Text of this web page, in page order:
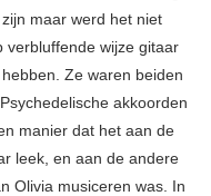
maar werd het niet
verbluffende wijze gitaar
Ze waren beiden
akkoorden
manier dat het aan de
leek, en aan de andere
Olivia musiceren was. In